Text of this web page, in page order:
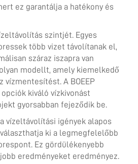
ez garantálja a hatékony és
szintjét. Egyes
több vizet távolítanak el,
száraz iszapra van
modellt, amely kiemelkedő
vízmentesítést. A BOEEP
kiváló vízkivonást
gyorsabban fejeződik be.
vízeltávolítási igények alapos
ki a legmegfelelőbb
Ez gördülékenyebb
eredményeket eredményez.